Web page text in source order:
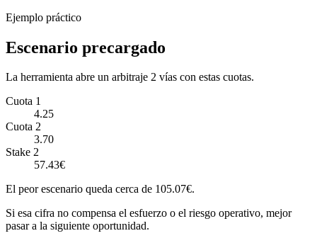
Ejemplo práctico
Escenario precargado
La herramienta abre un arbitraje 2 vías con estas cuotas.
Cuota 1
4.25
Cuota 2
3.70
Stake 2
57.43€
El peor escenario queda cerca de 105.07€.
Si esa cifra no compensa el esfuerzo o el riesgo operativo, mejor
pasar a la siguiente oportunidad.